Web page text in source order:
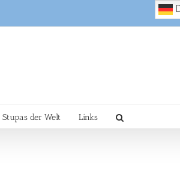
Stupas der Welt Links